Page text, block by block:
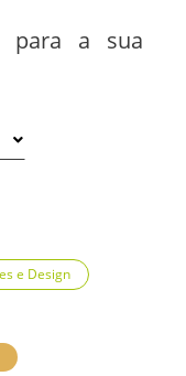
para a sua
e Design